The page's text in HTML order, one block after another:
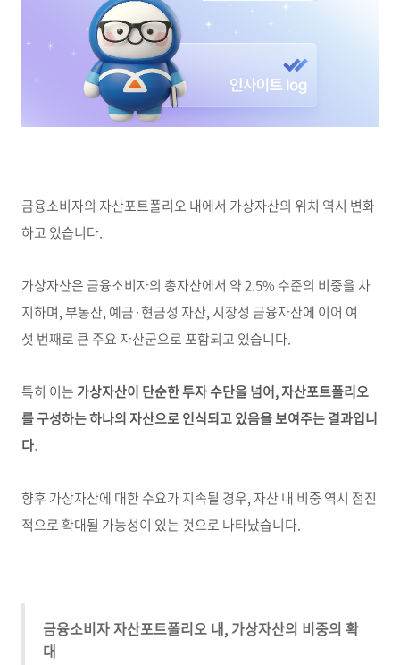
금융소비자의 자산포트폴리오 내에서 가상자산의 위치 역시 변화
하고 있습니다.
가상자산은 금융소비자의 총자산에서 약 2.5% 수준의 비중을 차
지하며, 부동산, 예금·현금성 자산, 시장성 금융자산에 이어 여
섯 번째로 큰 주요 자산군으로 포함되고 있습니다.
특히 이는 가상자산이 단순한 투자 수단을 넘어, 자산포트폴리오
를 구성하는 하나의 자산으로 인식되고 있음을 보여주는 결과입니
다.
향후 가상자산에 대한 수요가 지속될 경우, 자산 내 비중 역시 점진
적으로 확대될 가능성이 있는 것으로 나타났습니다.
금융소비자 자산포트폴리오 내, 가상자산의 비중의 확
대